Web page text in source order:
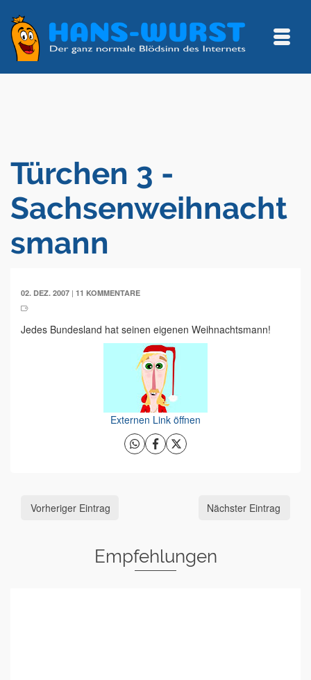
Türchen 3 -
Sachsenweihnacht
smann
02. DEZ. 2007 | 11 KOMMENTARE
Jedes Bundesland hat seinen eigenen Weihnachtsmann!
Externen Link öffnen
Vorheriger Eintrag Nächster Eintrag
Empfehlungen